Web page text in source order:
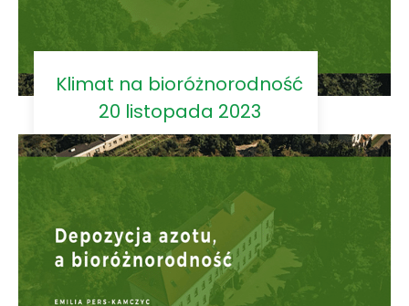
Klimat na bioróżnorodność
20 listopada 2023